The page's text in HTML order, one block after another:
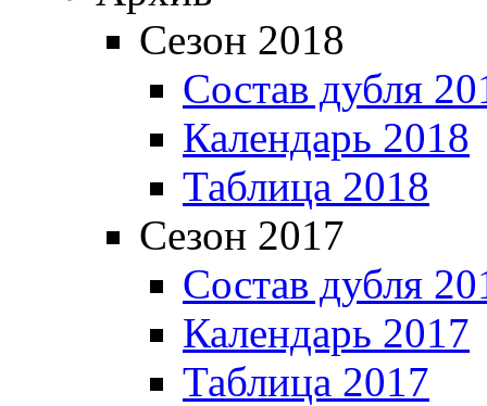
Сезон 2018
Состав дубля
Календарь 2018
Таблица 2018
Сезон 2017
Состав дубля
Календарь 2017
Таблица 2017